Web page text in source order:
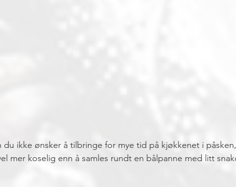
du ikke ønsker å tilbringe for mye tid på kjøkkenet i
mer koselig enn å samles rundt en bålpanne med litt